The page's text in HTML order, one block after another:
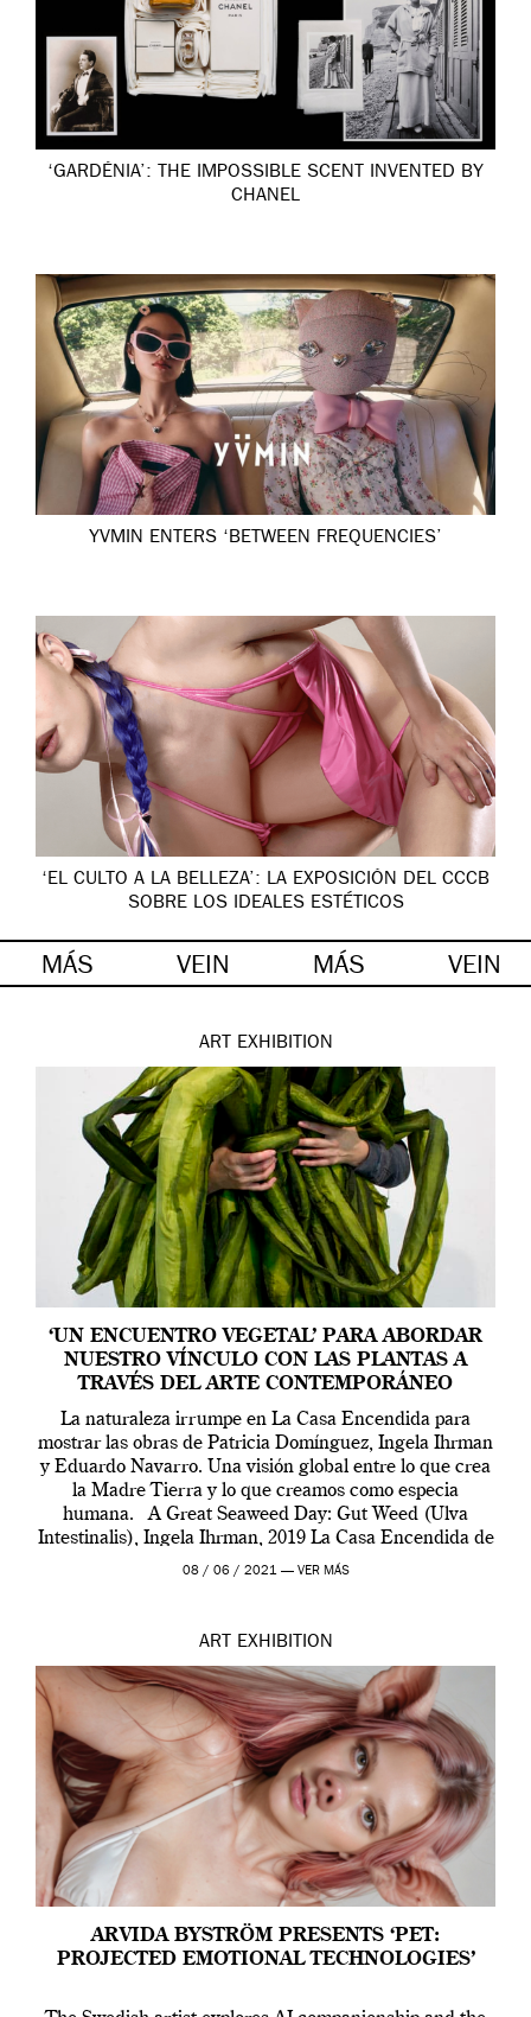
‘GARDÉNIA’: THE IMPOSSIBLE SCENT INVENTED BY
CHANEL
YVMIN ENTERS ‘BETWEEN FREQUENCIES’
‘EL CULTO A LA BELLEZA’: LA EXPOSICIÓN DEL CCCB
SOBRE LOS IDEALES ESTÉTICOS
MÁS VEIN MÁS VEIN
ART EXHIBITION
‘UN ENCUENTRO VEGETAL’ PARA ABORDAR
NUESTRO VÍNCULO CON LAS PLANTAS A
TRAVÉS DEL ARTE CONTEMPORÁNEO
La naturaleza irrumpe en La Casa Encendida para
mostrar las obras de Patricia Domínguez, Ingela Ihrman
y Eduardo Navarro. Una visión global entre lo que crea
la Madre Tierra y lo que creamos como especia
humana. A Great Seaweed Day: Gut Weed (Ulva
Intestinalis), Ingela Ihrman, 2019 La Casa Encendida de
Madrid y la Wellcome […]
08 / 06 / 2021 — VER MÁS
ART EXHIBITION
ARVIDA BYSTRÖM PRESENTS ‘PET:
PROJECTED EMOTIONAL TECHNOLOGIES’